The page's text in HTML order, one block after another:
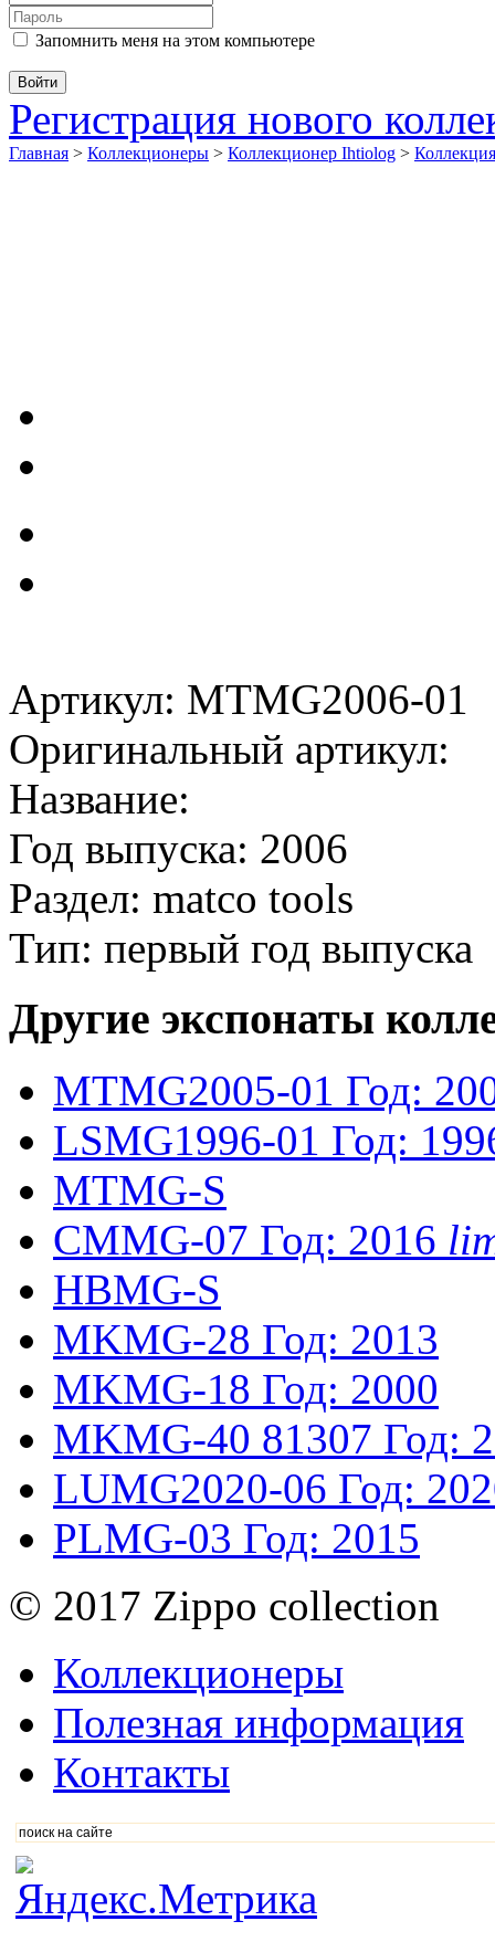
Запомнить меня на этом компьютере
Регистрация нового
Главная > Коллекционеры > Коллекционер Ihtiolog >
Артикул: MTMG2006-01
Оригинальный артикул:
Название:
Год выпуска: 2006
Раздел: matco tools
Тип: первый год выпуска
Другие экспонаты
MTMG2005-01 Год:
LSMG1996-01 Год:
MTMG-S
CMMG-07 Год: 2016
HBMG-S
MKMG-28 Год: 2013
MKMG-18 Год: 2000
MKMG-40 81307 Год:
LUMG2020-06 Год:
PLMG-03 Год: 2015
© 2017 Zippo collection
Коллекционеры
Полезная информация
Контакты